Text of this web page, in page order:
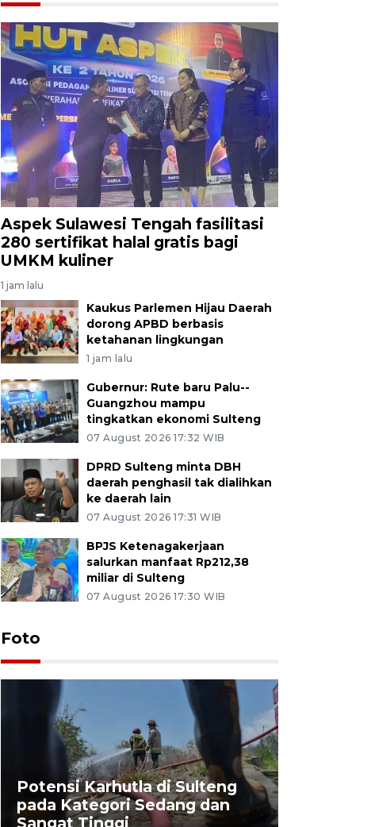
Aspek Sulawesi Tengah fasilitasi
280 sertifikat halal gratis bagi
UMKM kuliner
1 jam lalu
Kaukus Parlemen Hijau Daerah
dorong APBD berbasis
ketahanan lingkungan
1 jam lalu
Gubernur: Rute baru Palu--
Guangzhou mampu
tingkatkan ekonomi Sulteng
07 August 2026 17:32 WIB
DPRD Sulteng minta DBH
daerah penghasil tak dialihkan
ke daerah lain
07 August 2026 17:31 WIB
BPJS Ketenagakerjaan
salurkan manfaat Rp212,38
miliar di Sulteng
07 August 2026 17:30 WIB
Foto
Potensi Karhutla di Sulteng
pada Kategori Sedang dan